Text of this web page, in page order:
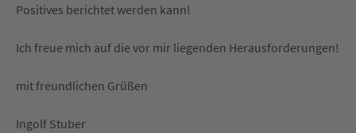
Positives berichtet werden kann!
Ich freue mich auf die vor mir liegenden Herausforderungen!
mit freundlichen Grüßen
Ingolf Stuber